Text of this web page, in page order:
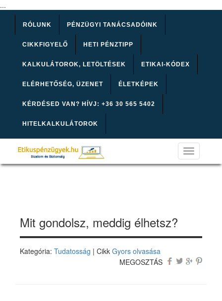
...
RÓLUNK PÉNZÜGYI TANÁCSADÓINK
CIKKFIGYELŐ HETI PÉNZTIPP
KALKULÁTOROK, LETÖLTÉSEK ETIKAI-KÓDEX
ELÉRHETŐSÉG, ÜZENET ÉLETKÉPEK
KÉRDÉSED VAN? HÍVJ: +36 30 565 5402
HITELKALKULÁTOROK
Toggle
navigation
Mit gondolsz, meddig élhetsz?
Kategória: Tudatosság | Cikk Gyors olvasása
MEGOSZTÁS